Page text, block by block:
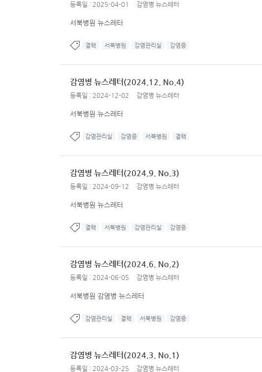
등록일 : 2025-04-01 감염병 뉴스레터
서북병원 뉴스레터
결핵 서북병원 감염관리실 감염증
감염병 뉴스레터(2024.12. No.4)
등록일 : 2024-12-02 감염병 뉴스레터
서북병원 뉴스레터
감염관리실 감염증 서북병원 결핵
감염병 뉴스레터(2024.9. No.3)
등록일 : 2024-09-12 감염병 뉴스레터
서북병원 뉴스레터
결핵 서북병원 감염관리실 감염증
감염병 뉴스레터(2024.6. No.2)
등록일 : 2024-06-05 감염병 뉴스레터
서북병원 감염병 뉴스레터
감염관리실 결핵 서북병원 감염증
감염병 뉴스레터(2024.3. No.1)
등록일 : 2024-03-25 감염병 뉴스레터